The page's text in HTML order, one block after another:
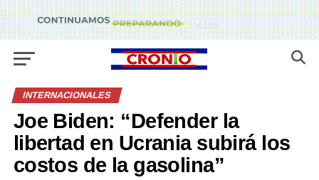
INTERNACIONALES
Joe Biden: “Defender la
libertad en Ucrania subirá los
costos de la gasolina”